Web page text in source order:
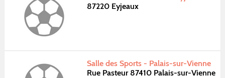
87220 Eyjeaux
Salle des Sports - Palais-sur-Vienne
Rue Pasteur 87410 Palais-sur-Vienne